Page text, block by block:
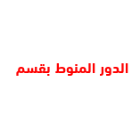
الدور المنوط بقسم